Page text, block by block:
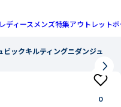
レディースメンズ特集アウトレットボ
ビックキルティングニダンジュ
0